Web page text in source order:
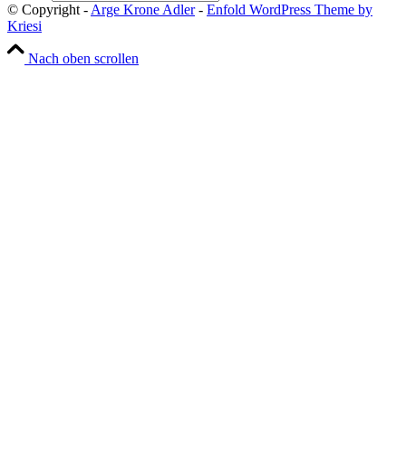
© Copyright - Arge Krone Adler- Enfold WordPress Theme by
Kriesi
Nach oben scrollen